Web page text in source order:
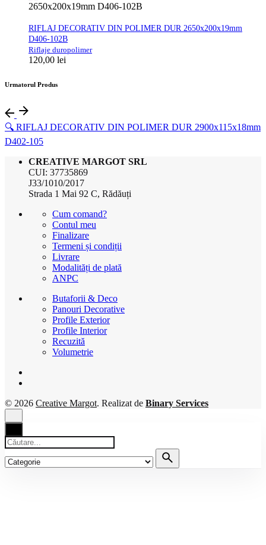
RIFLAJ DECORATIV DIN POLIMER DUR 2650x200x19mm
D406-102B
Riflaje duropolimer
120,00 lei
Urmatorul Produs
🔍 RIFLAJ DECORATIV DIN POLIMER DUR 2900x115x18mm
D402-105
CREATIVE MARGOT SRL
CUI: 37735869
J33/1010/2017
Strada 1 Mai 92 C, Rădăuți
Cum comand?
Contul meu
Finalizare
Termeni și condiții
Livrare
Modalități de plată
ANPC
Butaforii & Deco
Panouri Decorative
Profile Exterior
Profile Interior
Recuzită
Volumetrie
© 2026 Creative Margot. Realizat de Binary Services
Căutare
pentru